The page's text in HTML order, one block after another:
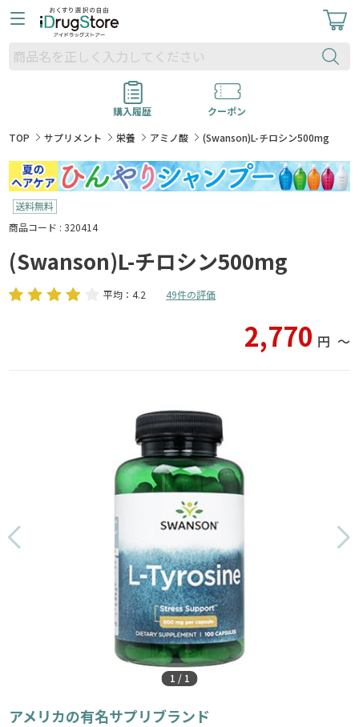
購入履歴
クーポン
TOP
サプリメント 栄養 アミノ酸 (Swanson)L-チロシン500mg
商品コード : 320414
(Swanson)L-チロシン500mg
平均：4.2 49件の評価
2,770 円 〜
1 / 1
アメリカの有名サプリブランド